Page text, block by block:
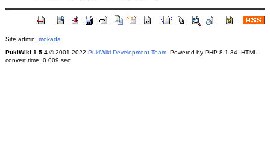
Site admin: mokada
PukiWiki 1.5.4© 2001-2022 PukiWiki Development Team. Powered by PHP 8.1.34. HTML
convert time: 0.009 sec.